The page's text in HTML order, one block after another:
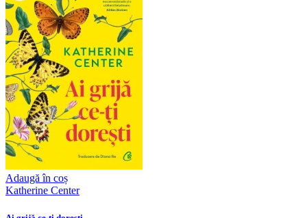
Adaugă în coș
Katherine Center